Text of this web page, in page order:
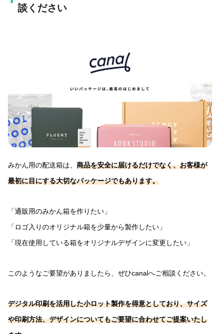
談ください
みかん用の配送箱は、 商品を安全に届けるだけでなく、お客様が
最初に目にする大切なパッケージでもあります。
「通販用のみかん箱を作りたい」
「ロゴ入りのオリジナル箱を少量から製作したい」
「現在使用している箱をオリジナルデザインに変更したい」
このようなご要望がありましたら、ぜひcanalへご相談ください。
デジタル印刷を活用した小ロット製作を得意としており、サイズ
や印刷方法、デザインについてもご要望に合わせてご提案いたし